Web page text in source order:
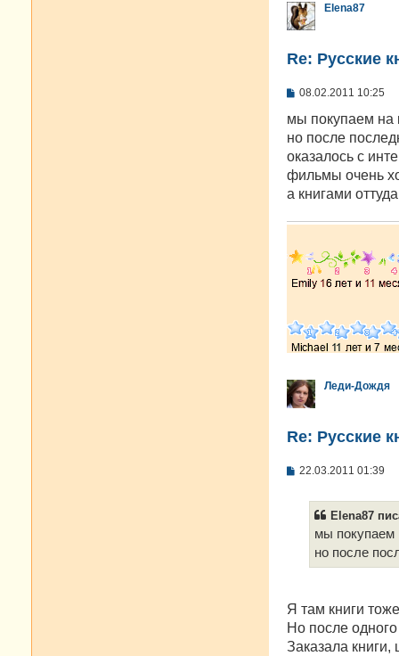
Elena87
Re: Русские
С
о
щ
е
и
е
08.02.2011 10:25
мы покупаем на
но после
оказалось с
фильмы очень
а книгами
Леди-Дождя
Re: Русские
С
22.03.2011 01:39
Elena87
мы покупаем
но после
Я там книги
Но после
Заказала